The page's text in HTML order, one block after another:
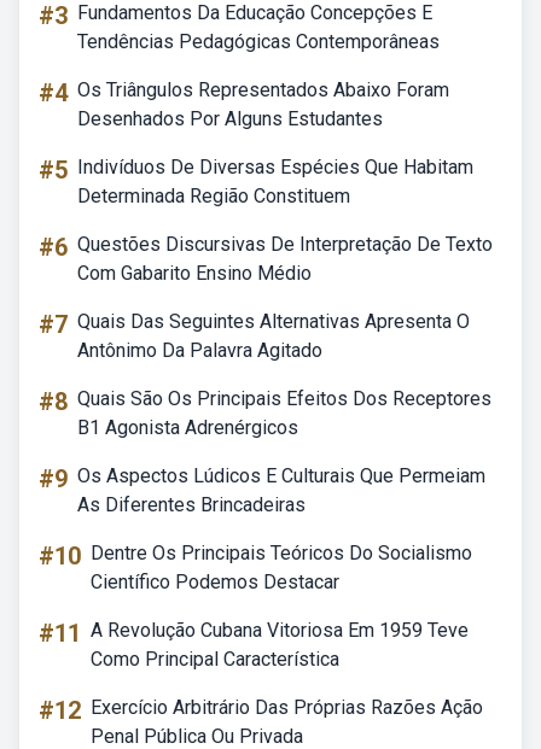
#3 Fundamentos Da Educação Concepções E
Tendências Pedagógicas Contemporâneas
#4 Os Triângulos Representados Abaixo Foram
Desenhados Por Alguns Estudantes
#5 Indivíduos De Diversas Espécies Que Habitam
Determinada Região Constituem
#6 Questões Discursivas De Interpretação De Texto
Com Gabarito Ensino Médio
#7 Quais Das Seguintes Alternativas Apresenta O
Antônimo Da Palavra Agitado
#8 Quais São Os Principais Efeitos Dos Receptores
B1 Agonista Adrenérgicos
#9 Os Aspectos Lúdicos E Culturais Que Permeiam
As Diferentes Brincadeiras
#10 Dentre Os Principais Teóricos Do Socialismo
Científico Podemos Destacar
#11 A Revolução Cubana Vitoriosa Em 1959 Teve
Como Principal Característica
#12 Exercício Arbitrário Das Próprias Razões Ação
Penal Pública Ou Privada